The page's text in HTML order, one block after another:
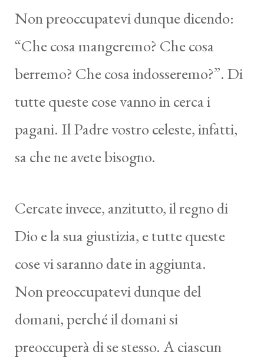
Non preoccupatevi dunque dicendo:
“Che cosa mangeremo? Che cosa
berremo? Che cosa indosseremo?”. Di
tutte queste cose vanno in cerca i
pagani. Il Padre vostro celeste, infatti,
sa che ne avete bisogno.
Cercate invece, anzitutto, il regno di
Dio e la sua giustizia, e tutte queste
cose vi saranno date in aggiunta.
Non preoccupatevi dunque del
domani, perché il domani si
preoccuperà di se stesso. A ciascun